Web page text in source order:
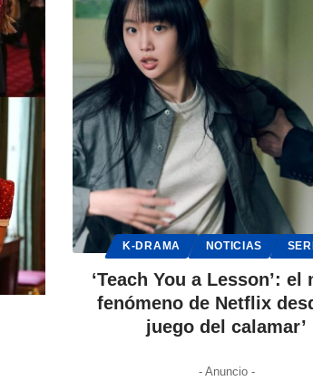
K-DRAMA NOTICIAS
‘Teach You a Lesson’: el
fenómeno de Netflix
juego del calamar’
- Anuncio -